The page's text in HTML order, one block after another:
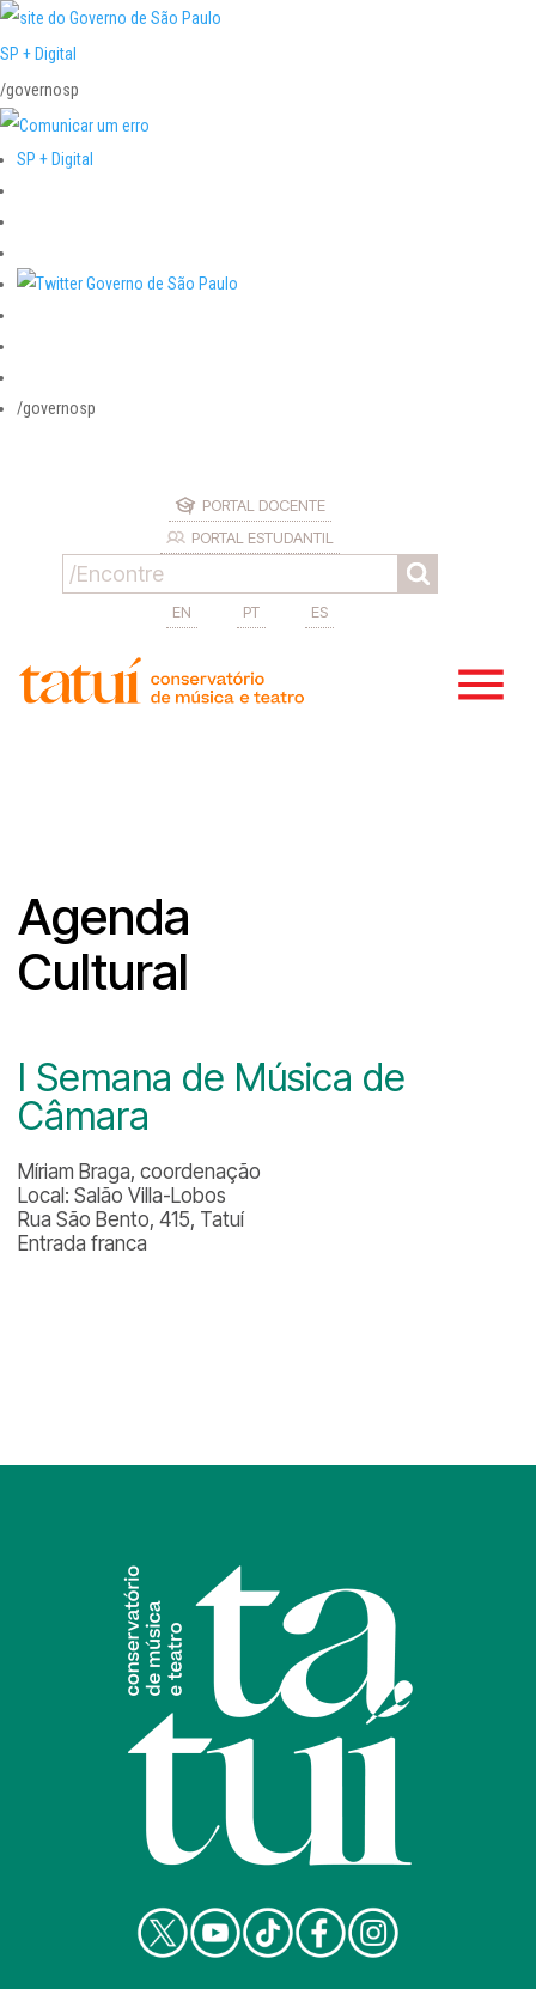
SP + Digital
/governosp
SP + Digital
/governosp
PORTAL DOCENTE
PORTAL ESTUDANTIL
EN PT ES
Agenda
Cultural
I Semana de Música de
Câmara
Míriam Braga, coordenação
Local: Salão Villa-Lobos
Rua São Bento, 415, Tatuí
Entrada franca